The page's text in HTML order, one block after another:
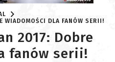
WIADOMOŚCI DLA FANÓW SERII!
2017: Dobre
fanów serii!